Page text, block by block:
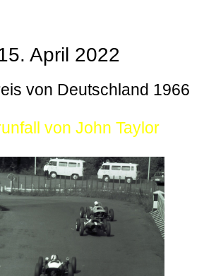
April 2022
von Deutschland 1966
von John Taylor